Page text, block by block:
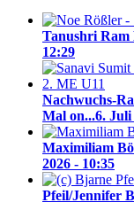
Tanushri Ram
12:29
Nachwuchs-
Mal on...6. Juli
Maximiliam
2026 - 10:35
Pfeil/Jennifer